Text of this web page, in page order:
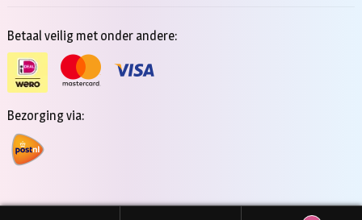
Betaal veilig met onder andere:
Bezorging via: